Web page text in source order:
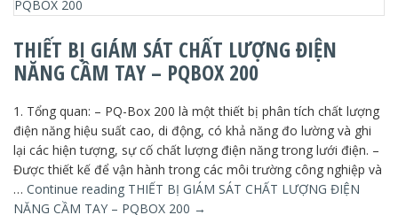
THIẾT BỊ GIÁM SÁT CHẤT LƯỢNG ĐIỆN
NĂNG CẦM TAY – PQBOX 200
1. Tổng quan: – PQ-Box 200 là một thiết bị phân tích chất lượng
điện năng hiệu suất cao, di động, có khả năng đo lường và ghi
lại các hiện tượng, sự cố chất lượng điện năng trong lưới điện. –
Được thiết kế để vận hành trong các môi trường công nghiệp và
… Continue reading THIẾT BỊ GIÁM SÁT CHẤT LƯỢNG ĐIỆN
NĂNG CẦM TAY – PQBOX 200 →